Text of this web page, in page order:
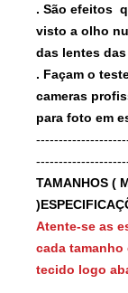
. São efeitos
visto a olho
das lentes das
. Façam o
cameras
para foto em
TAMANHOS (
Atente-se as
cada tamanho
tecido logo